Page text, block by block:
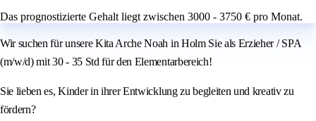
Das prognostizierte Gehalt liegt zwischen 3000 - 3750 € pro Monat.
Wir suchen für unsere Kita Arche Noah in Holm Sie als Erzieher / SPA
(m/w/d) mit 30 - 35 Std für den Elementarbereich!
Sie lieben es, Kinder in ihrer Entwicklung zu begleiten und kreativ zu
fördern?